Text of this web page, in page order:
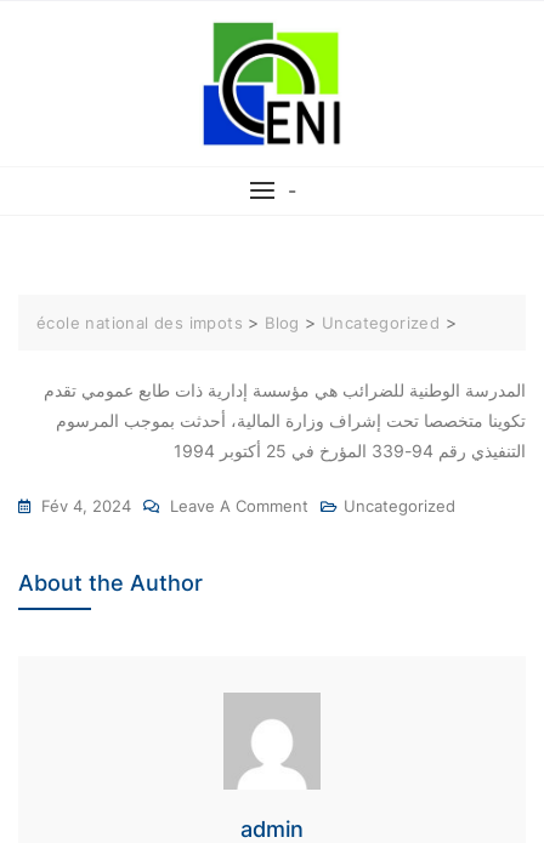
-
école national des impots > Blog > Uncategorized >
المدرسة الوطنية للضرائب هي مؤسسة إدارية ذات طابع عمومي تقدم
تكوينا متخصصا تحت إشراف وزارة المالية، أحدثت بموجب المرسوم
التنفيذي رقم 94-339 المؤرخ في 25 أكتوبر 1994
Fév 4, 2024 Leave A Comment Uncategorized
About the Author
admin